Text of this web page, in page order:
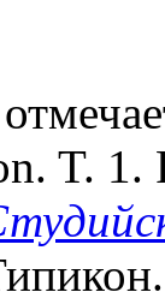
T. 1.